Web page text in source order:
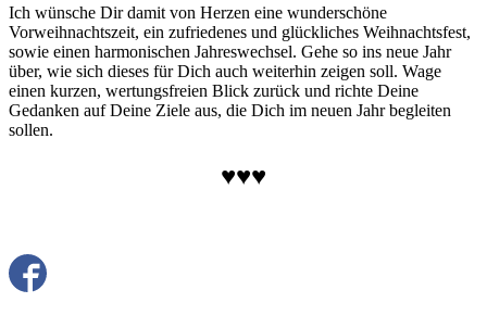
Ich wünsche Dir damit von Herzen eine wunderschöne
Vorweihnachtszeit, ein zufriedenes und glückliches Weihnachtsfest,
sowie einen harmonischen Jahreswechsel. Gehe so ins neue Jahr
über, wie sich dieses für Dich auch weiterhin zeigen soll. Wage
einen kurzen, wertungsfreien Blick zurück und richte Deine
Gedanken auf Deine Ziele aus, die Dich im neuen Jahr begleiten
sollen.
♥♥♥